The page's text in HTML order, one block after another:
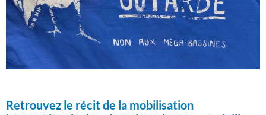
Retrouvez le récit de la mobilisation